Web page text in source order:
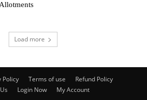
Load more
Policy Terms of use
Refund Policy
Login Now My Account